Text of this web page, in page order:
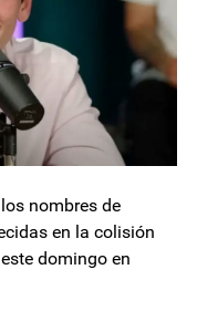
nombres de
en la colisión
domingo en